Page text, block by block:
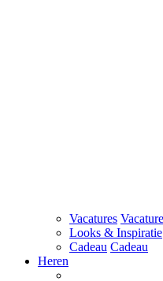
Vacatures
Looks & Inspiratie
Cadeau Cadeau
Heren